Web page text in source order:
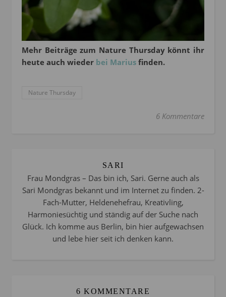
Mehr Beiträge zum Nature Thursday könnt ihr
heute auch wieder bei Marius finden.
Nature Thursday
6 Kommentare
SARI
Frau Mondgras – Das bin ich, Sari. Gerne auch als
Sari Mondgras bekannt und im Internet zu finden. 2-
Fach-Mutter, Heldenehefrau, Kreativling,
Harmoniesüchtig und ständig auf der Suche nach
Glück. Ich komme aus Berlin, bin hier aufgewachsen
und lebe hier seit ich denken kann.
6 KOMMENTARE